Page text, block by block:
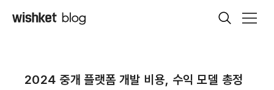
2024 중개 플랫폼 개발 비용, 수익 모델 총정